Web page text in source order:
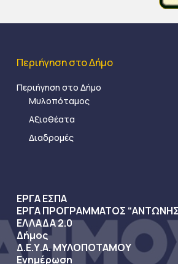
Περιήγηση στο Δήμο
Περιήγηση στο Δήμο
Μυλοπόταμος
Αξιοθέατα
Διαδρομές
ΕΡΓΑ ΕΣΠΑ
ΕΡΓΑ ΠΡΟΓΡΑΜΜΑΤΟΣ “ΑΝΤΩΝΗΣ
ΕΛΛΑΔΑ 2.0
Δήμος
Δ.Ε.Υ.Α. ΜΥΛΟΠΟΤΑΜΟΥ
Ενημέρωση